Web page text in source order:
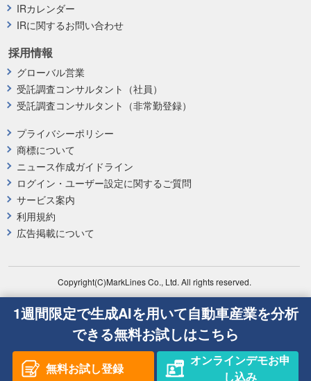
プライバシーポリシー
商標について
ニュース作成ガイドライン
ログイン・ユーザー設定に関するご質問
サービス案内
利用規約
広告掲載について
採用情報
グローバル営業
受託調査コンサルタント（社員）
受託調査コンサルタント（非常勤登録）
IRカレンダー
IRに関するお問い合わせ
Copyright(C)MarkLines Co., Ltd. All rights reserved.
1週間限定で生成AIを用いて自動車産業を分析
できる無料お試しはこちら
無料お試し登録
オンラインデモお申
し込み